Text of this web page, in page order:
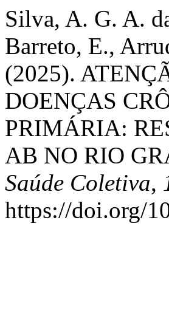
Silva, A. G. A.
Barreto, E.,
(2025).
DOENÇAS
PRIMÁRIA:
AB NO RIO
Saúde Coletiva,
https://doi.org/